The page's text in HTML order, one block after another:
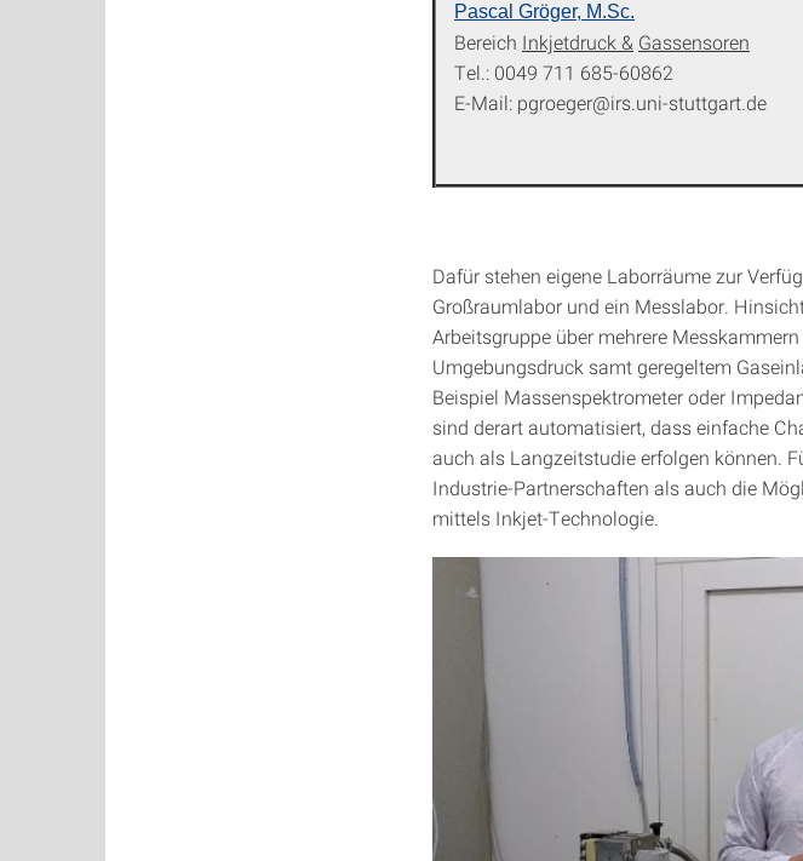
Pascal Gröger, M.Sc.
Bereich Inkjetdruck & Gassensoren
Tel.: 0049 711 685-60862
E-Mail: pgroeger@irs.uni-stuttgart.de
Dafür stehen eigene Laborräume zur
Großraumlabor und ein Messlabor.
Arbeitsgruppe über mehrere
Umgebungsdruck samt geregeltem
Beispiel Massenspektrometer oder
sind derart automatisiert, dass einfache
auch als Langzeitstudie erfolgen können.
Industrie-Partnerschaften als auch die
mittels Inkjet-Technologie.